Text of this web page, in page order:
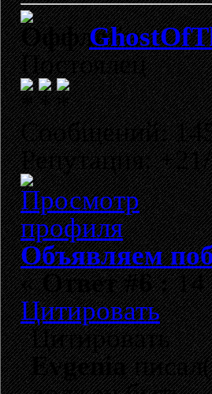
Постоялец
Сообщений:
Репутация:
Объявляем
«Ответ #6 :14
Цитировать
Цитировать
Evgenia